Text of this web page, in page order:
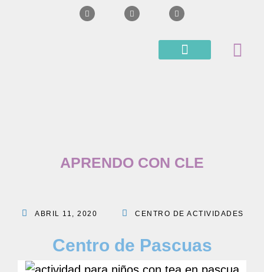
APRENDO CON CLE
ABRIL 11, 2020 CENTRO DE ACTIVIDADES
Centro de Pascuas